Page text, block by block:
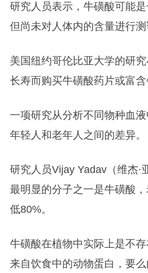
研究人员表示，牛磺酸可能
但尚未对人体内的含量进行测
美国纽约哥伦比亚大学的研
长寿而购买牛磺酸药片或富含
一项研究从分析不同物种血
年轻人和老年人之间的差异。
研究人员Vijay Yadav（维杰·
最明显的分子之一是牛磺酸
低80%。
牛磺酸在植物中实际上是不
来自饮食中的动物蛋白，要么